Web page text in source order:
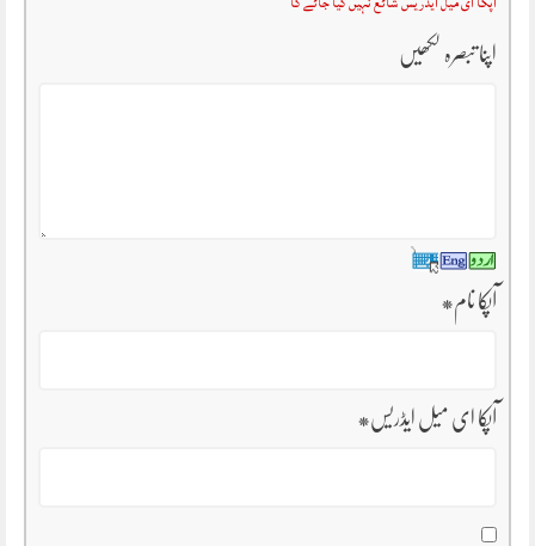
اپنا تبصرہ لکھیں
آپکا نام*
آپکا ای میل ایڈریس*